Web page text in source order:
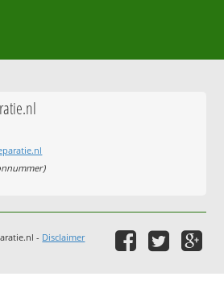
- Disclaimer